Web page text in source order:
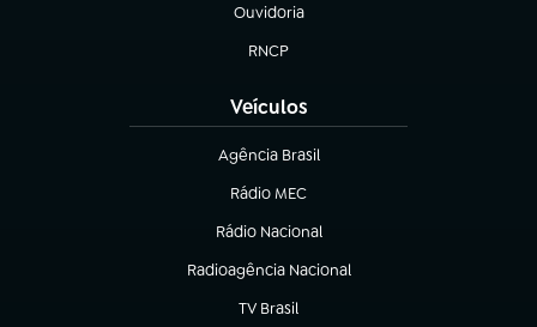
Ouvidoria
(abre em nova aba)
RNCP
(abre em nova aba)
Veículos
Agência Brasil
(abre em nova aba)
Rádio MEC
(abre em nova aba)
Rádio Nacional
Radioagência Nacional
(abre em nova aba)
TV Brasil
(abre em nova aba)